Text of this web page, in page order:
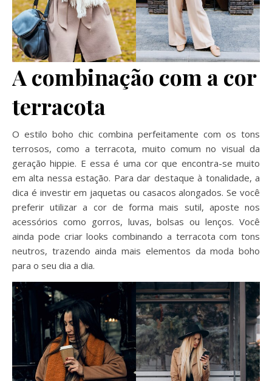
A combinação com a cor
terracota
O estilo boho chic combina perfeitamente com os tons
terrosos, como a terracota, muito comum no visual da
geração hippie. E essa é uma cor que encontra-se muito
em alta nessa estação. Para dar destaque à tonalidade, a
dica é investir em jaquetas ou casacos alongados. Se você
preferir utilizar a cor de forma mais sutil, aposte nos
acessórios como gorros, luvas, bolsas ou lenços. Você
ainda pode criar looks combinando a terracota com tons
neutros, trazendo ainda mais elementos da moda boho
para o seu dia a dia.